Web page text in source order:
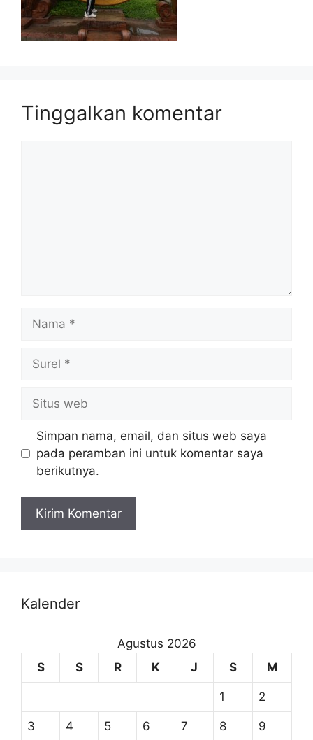
Tinggalkan komentar
Simpan nama, email, dan situs web saya
pada peramban ini untuk komentar saya
berikutnya.
Kalender
Agustus 2026
S
S R K J S M
1 2
3 4 5 6 7 8 9